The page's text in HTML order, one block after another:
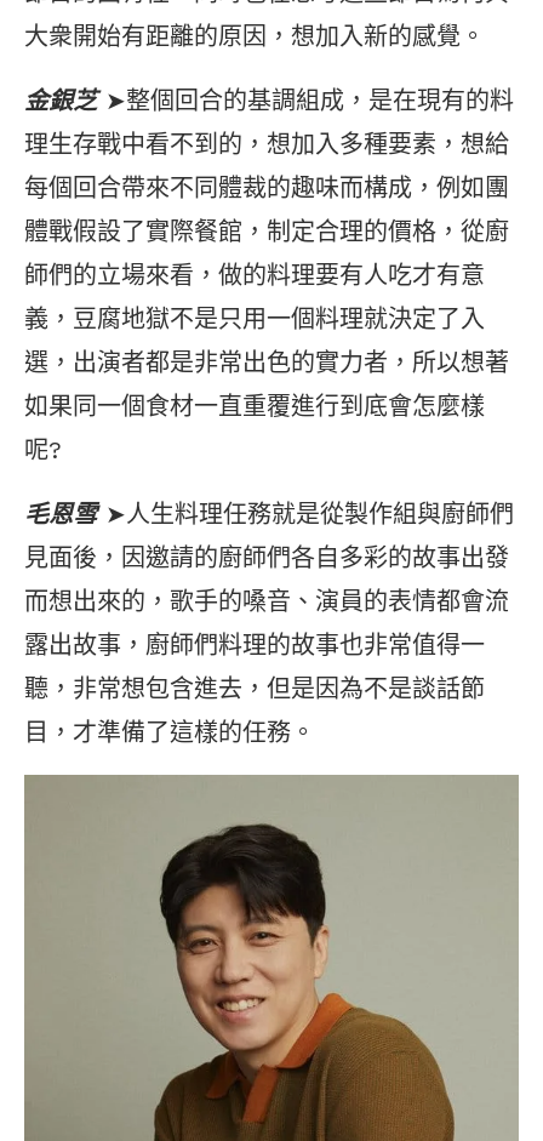
大衆開始有距離的原因，想加入新的感覺。
金銀芝➤整個回合的基調組成，是在現有的料
理生存戰中看不到的，想加入多種要素，想給
每個回合帶來不同體裁的趣味而構成，例如團
體戰假設了實際餐館，制定合理的價格，從廚
師們的立場來看，做的料理要有人吃才有意
義，豆腐地獄不是只用一個料理就決定了入
選，出演者都是非常出色的實力者，所以想著
如果同一個食材一直重覆進行到底會怎麼樣
呢?
毛恩雪➤人生料理任務就是從製作組與廚師們
見面後，因邀請的廚師們各自多彩的故事出發
而想出來的，歌手的嗓音、演員的表情都會流
露出故事，廚師們料理的故事也非常值得一
聽，非常想包含進去，但是因為不是談話節
目，才準備了這樣的任務。